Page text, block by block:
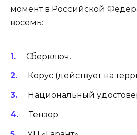
момент в Российской
восемь:
Сберключ.
Корус (действует на
Национальный
Тензор.